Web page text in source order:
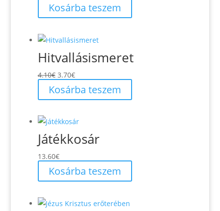
price
was:
price
is:
Kosárba teszem
Hitvallásismeret
4.10€ Original
price
was:
3.70€Current
price
is:
Kosárba teszem
Játékkosár
13.60€
Kosárba teszem